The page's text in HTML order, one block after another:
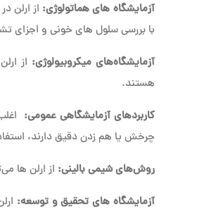
آزمایشگاه های هماتولوژی: از ارلن
با بررسی سلول های خونی و اجزای
آزمایشگاه‌های میکروبیولوژی: از
هستند.
کاربردهای آزمایشگاهی عمومی:
چرخش یا هم زدن دقیق دارند،
روش‌های شیمی بالینی: از ارلن ها
آزمایشگاه های تحقیق و توسعه: